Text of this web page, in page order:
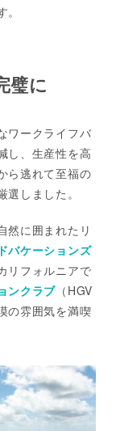
璧に
ワークライフバ
し、生産性を高
ら逃れて至福の
しました。
然に囲まれたリ
バケーションズ
リフォルニアで
ンクラブ （HGV
の雰囲気を満喫